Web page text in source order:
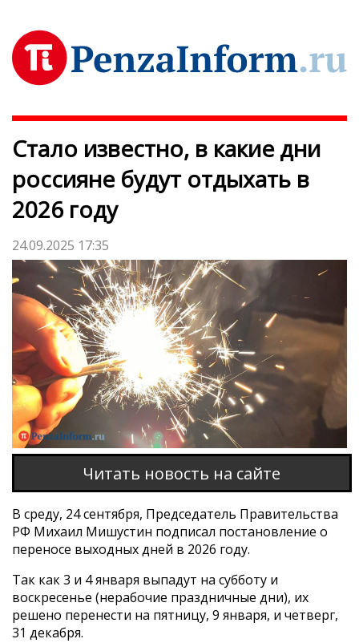
Стало известно, в какие дни
россияне будут отдыхать в
2026 году
24.09.2025 17:35
Читать новость на сайте
В среду, 24 сентября, Председатель Правительства
РФ Михаил Мишустин подписал постановление о
переносе выходных дней в 2026 году.
Так как 3 и 4 января выпадут на субботу и
воскресенье (нерабочие праздничные дни), их
решено перенести на пятницу, 9 января, и четверг,
31 декабря.